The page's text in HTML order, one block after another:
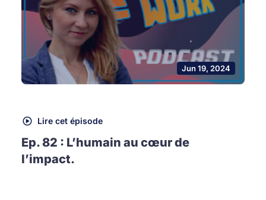
Jun 19, 2024
Lire cet épisode
Ep. 82 : L’humain au cœur de
l’impact.